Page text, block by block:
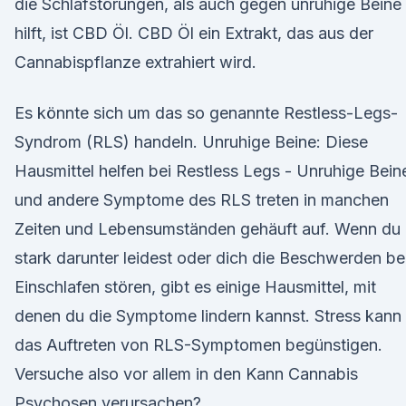
die Schlafstörungen, als auch gegen unruhige Beine
hilft, ist CBD Öl. CBD Öl ein Extrakt, das aus der
Cannabispflanze extrahiert wird.
Es könnte sich um das so genannte Restless-Legs-
Syndrom (RLS) handeln. Unruhige Beine: Diese
Hausmittel helfen bei Restless Legs - Unruhige
und andere Symptome des RLS treten in manchen
Zeiten und Lebensumständen gehäuft auf. Wenn du
stark darunter leidest oder dich die Beschwerden
Einschlafen stören, gibt es einige Hausmittel, mit
denen du die Symptome lindern kannst. Stress kann
das Auftreten von RLS-Symptomen begünstigen.
Versuche also vor allem in den Kann Cannabis